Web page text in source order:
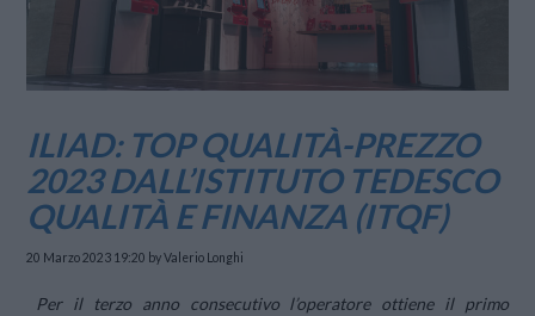
ILIAD: TOP QUALITÀ-PREZZO
2023 DALL’ISTITUTO TEDESCO
QUALITÀ E FINANZA (ITQF)
20 Marzo 2023 19:20 by Valerio Longhi
Per il terzo anno consecutivo l’operatore ottiene il primo